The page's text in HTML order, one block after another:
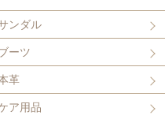
ンダル
ーツ
革
ア用品